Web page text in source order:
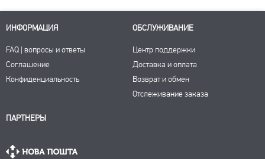
ИНФОРМАЦИЯ
FAQ | вопросы и ответы
Соглашение
Конфиденциальность
ОБСЛУЖИВАНИЕ
Центр поддержки
Доставка и оплата
Возврат и обмен
Отслеживание заказа
ПАРТНЕРЫ